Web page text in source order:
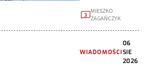
3 MIESZKO
ZAGAŃCZYK
WIADOMOŚCI
06
SIE
2026